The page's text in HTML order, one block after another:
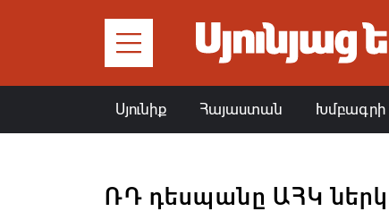
Սյունիք Հայաստան Խմբագրի
ՌԴ դեսպանը ԱՀԿ